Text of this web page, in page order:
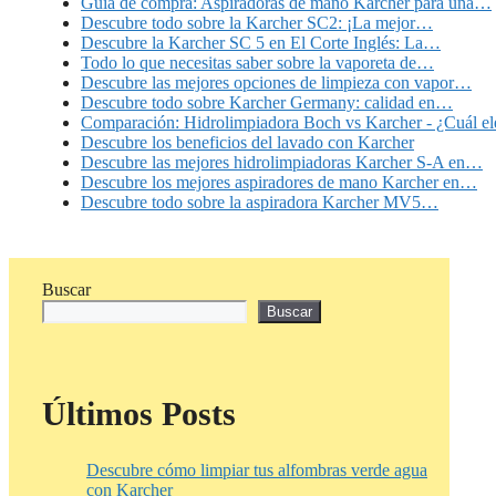
Descubre todo sobre la Karcher SC2: ¡La mejor…
Descubre la Karcher SC 5 en El Corte Inglés: La…
Todo lo que necesitas saber sobre la vaporeta de…
Descubre las mejores opciones de limpieza con vapor…
Descubre todo sobre Karcher Germany: calidad en…
Comparación: Hidrolimpiadora Boch vs Karcher - ¿Cuál
Descubre los beneficios del lavado con Karcher
Descubre las mejores hidrolimpiadoras Karcher S-A en…
Descubre los mejores aspiradores de mano Karcher en…
Descubre todo sobre la aspiradora Karcher MV5…
Buscar
Buscar
Últimos Posts
Descubre cómo limpiar tus alfombras verde agua
con Karcher